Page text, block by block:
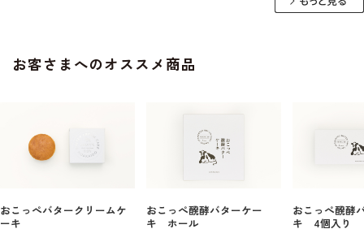
お客さまへのオススメ商品
おこっぺバタークリームケ
ーキ
おこっぺ醗酵バターケー
キ ホール
おこっぺ醗酵
キ 4個入り